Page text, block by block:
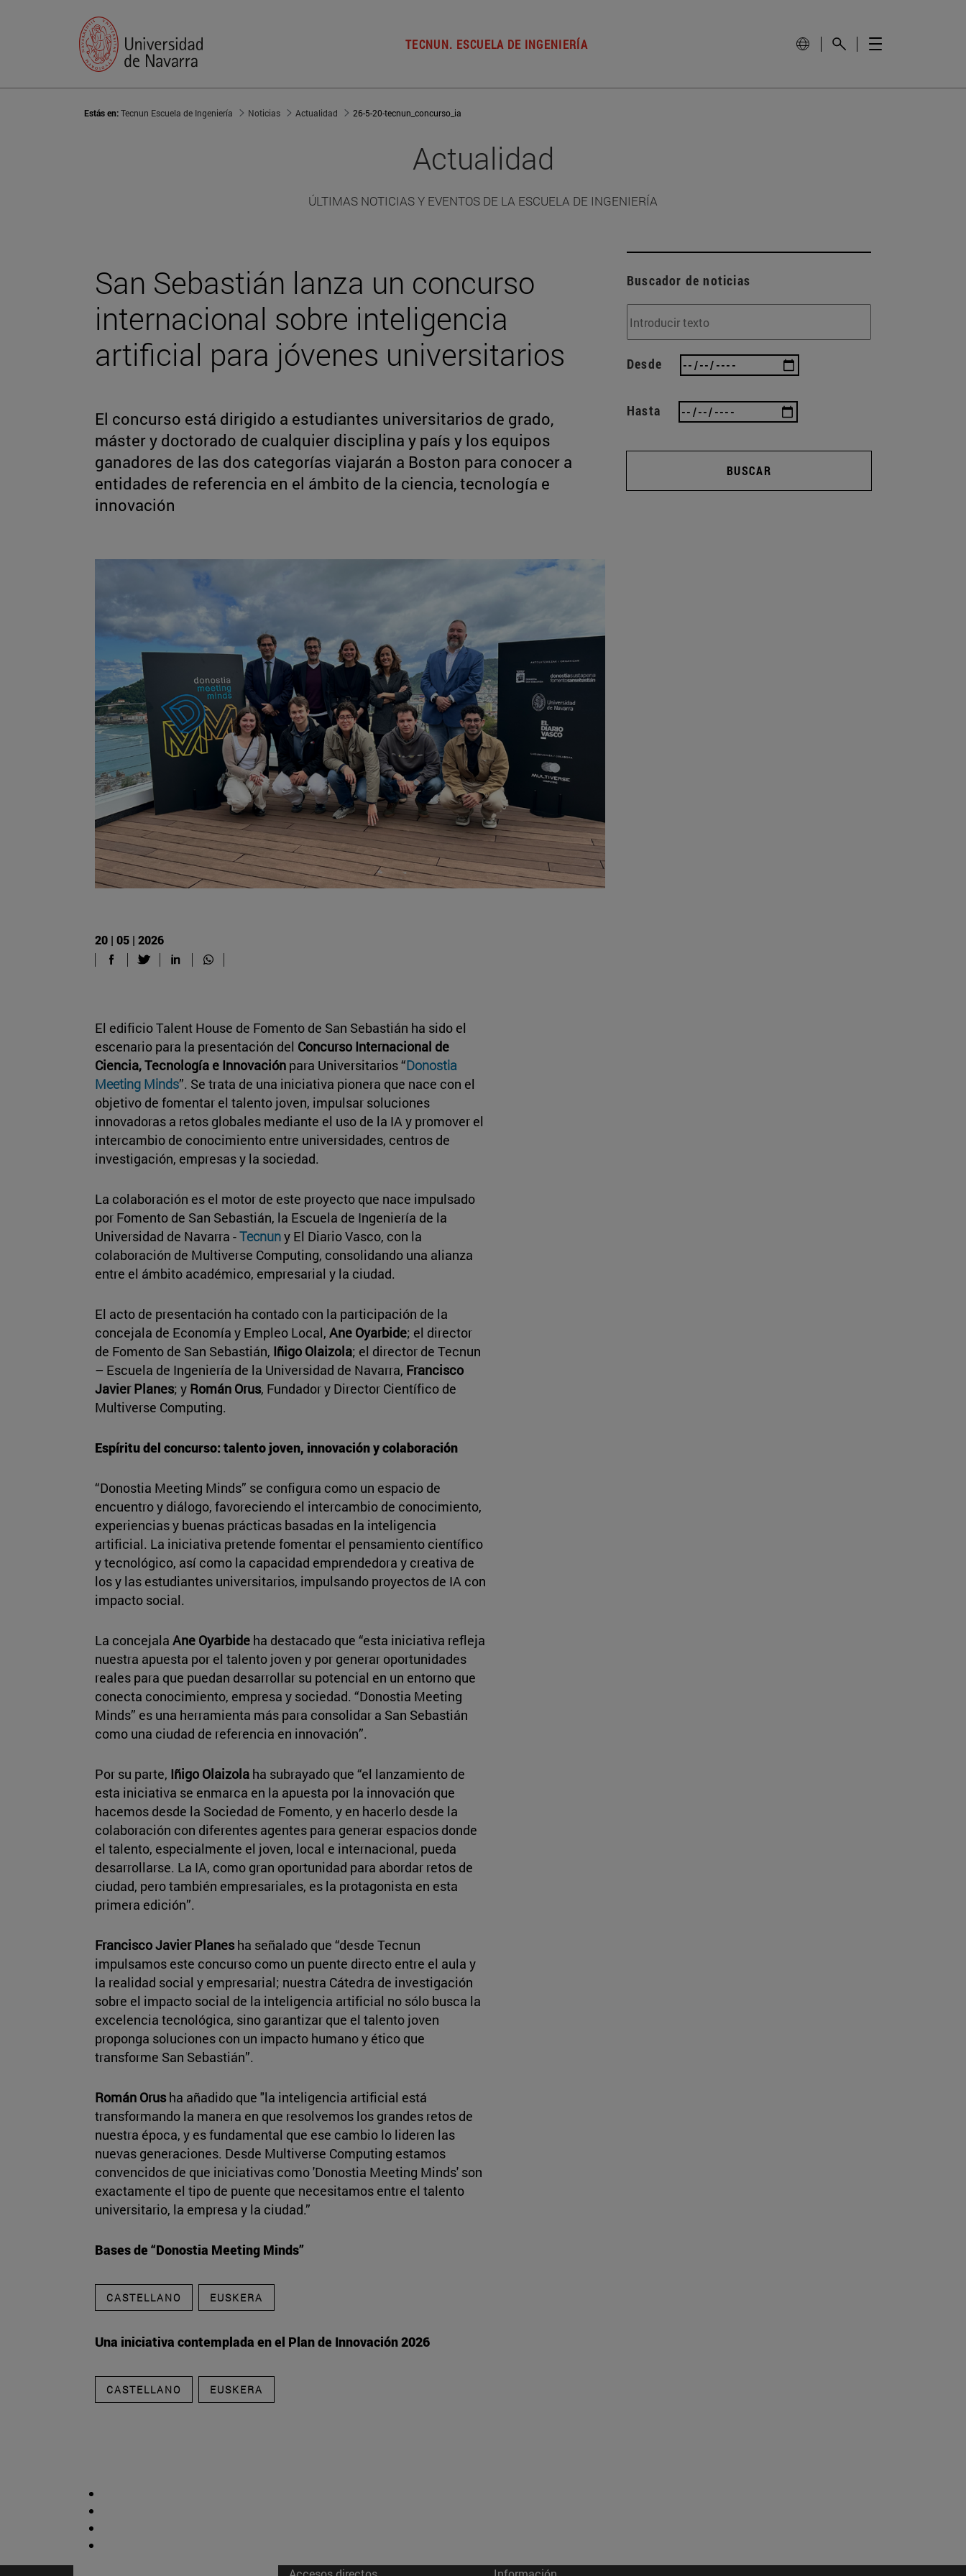
TECNUN. ESCUELA DE INGENIERÍA
Estás en:Tecnun Escuela de Ingeniería Noticias Actualidad 26-5-20-tecnun_concurso_ia
Actualidad
ÚLTIMAS NOTICIAS Y EVENTOS DE LA ESCUELA DE INGENIERÍA
San Sebastián lanza un concurso
internacional sobre inteligencia
artificial para jóvenes universitarios
El concurso está dirigido a estudiantes universitarios de grado,
máster y doctorado de cualquier disciplina y país y los equipos
ganadores de las dos categorías viajarán a Boston para conocer a
entidades de referencia en el ámbito de la ciencia, tecnología e
innovación
20 | 05 | 2026
El edificio Talent House de Fomento de San Sebastián ha sido el
escenario para la presentación del Concurso Internacional de
Ciencia, Tecnología e Innovación para Universitarios “Donostia
Meeting Minds”. Se trata de una iniciativa pionera que nace con el
objetivo de fomentar el talento joven, impulsar soluciones
innovadoras a retos globales mediante el uso de la IA y promover el
intercambio de conocimiento entre universidades, centros de
investigación, empresas y la sociedad.
La colaboración es el motor de este proyecto que nace impulsado
por Fomento de San Sebastián, la Escuela de Ingeniería de la
Universidad de Navarra -Tecnuny El Diario Vasco, con la
colaboración de Multiverse Computing, consolidando una alianza
entre el ámbito académico, empresarial y la ciudad.
El acto de presentación ha contado con la participación de la
concejala de Economía y Empleo Local, Ane Oyarbide; el director
de Fomento de San Sebastián, Iñigo Olaizola; el director de Tecnun
– Escuela de Ingeniería de la Universidad de Navarra, Francisco
Javier Planes; y Román Orus, Fundador y Director Científico de
Multiverse Computing.
Espíritu del concurso: talento joven, innovación y colaboración
“Donostia Meeting Minds” se configura como un espacio de
encuentro y diálogo, favoreciendo el intercambio de conocimiento,
experiencias y buenas prácticas basadas en la inteligencia
artificial. La iniciativa pretende fomentar el pensamiento científico
y tecnológico, así como la capacidad emprendedora y creativa de
los y las estudiantes universitarios, impulsando proyectos de IA con
impacto social.
La concejala Ane Oyarbide ha destacado que “esta iniciativa refleja
nuestra apuesta por el talento joven y por generar oportunidades
reales para que puedan desarrollar su potencial en un entorno que
conecta conocimiento, empresa y sociedad. “Donostia Meeting
Minds” es una herramienta más para consolidar a San Sebastián
como una ciudad de referencia en innovación”.
Por su parte, Iñigo Olaizola ha subrayado que “el lanzamiento de
esta iniciativa se enmarca en la apuesta por la innovación que
hacemos desde la Sociedad de Fomento, y en hacerlo desde la
colaboración con diferentes agentes para generar espacios donde
el talento, especialmente el joven, local e internacional, pueda
desarrollarse. La IA, como gran oportunidad para abordar retos de
ciudad, pero también empresariales, es la protagonista en esta
primera edición”.
Francisco Javier Planesha señalado que “desde Tecnun
impulsamos este concurso como un puente directo entre el aula y
la realidad social y empresarial; nuestra Cátedra de investigación
sobre el impacto social de la inteligencia artificial no sólo busca la
excelencia tecnológica, sino garantizar que el talento joven
proponga soluciones con un impacto humano y ético que
transforme San Sebastián”.
Román Orusha añadido que "la inteligencia artificial está
transformando la manera en que resolvemos los grandes retos de
nuestra época, y es fundamental que ese cambio lo lideren las
nuevas generaciones. Desde Multiverse Computing estamos
convencidos de que iniciativas como 'Donostia Meeting Minds' son
exactamente el tipo de puente que necesitamos entre el talento
universitario, la empresa y la ciudad.”
Bases de “Donostia Meeting Minds”
CASTELLANO EUSKERA
Una iniciativa contemplada en el Plan de Innovación 2026
CASTELLANO EUSKERA
Buscador de noticias
Desde
Hasta
BUSCAR